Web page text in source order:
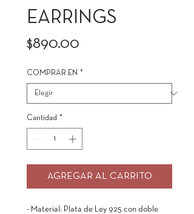
EARRINGS
$890.00
COMPRAR EN *
Cantidad *
AGREGAR AL CARRITO
- Material: Plata de Ley 925 con doble